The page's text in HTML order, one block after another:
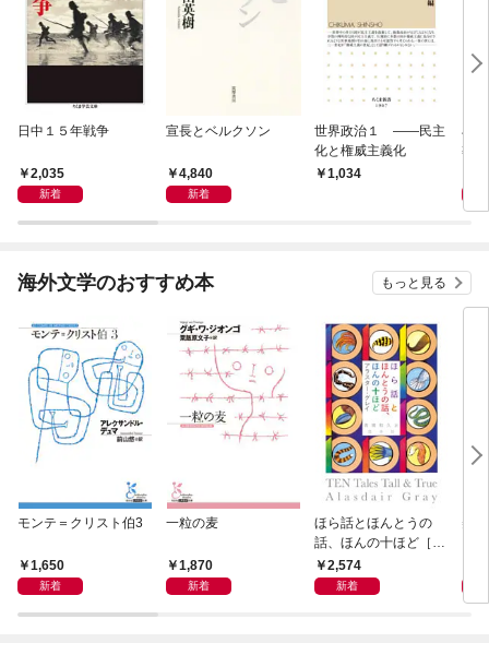
日中１５年戦争
2,035
新着
宣長とベルクソン
4,840
新着
世界政治１ ――民主
化と権威主義化
1,034
石
導
海外文学のおすすめ本 もっと見る
モンテ＝クリスト伯3
1,650
新着
一粒の麦
1,870
新着
ほら話とほんとうの
話、ほんの十ほど［新
装版］
2,574
新着
美